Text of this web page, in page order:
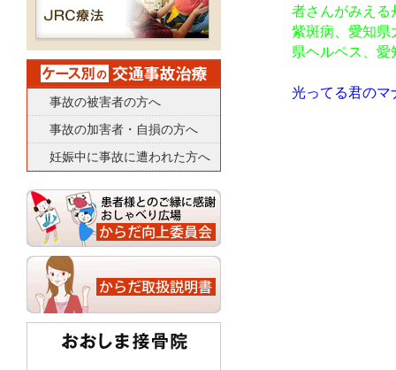
者さんがみえる
紫斑病、愛知県
県ヘルペス、愛
光ってる君のマ
事故の被害者の方へ
事故の加害者・自損の方へ
妊娠中に事故に遭われた方へ